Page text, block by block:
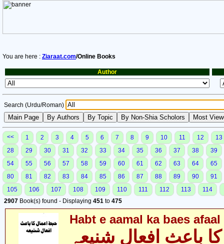
You are here : Ziaraat.com/Online Books
Author
Search (Urdu/Roman)
<< 1 2 3 4 5 6 7 8 9 10 11 12
13
28
29 30 31 32 33 34 35 36 37 38
39
54
55 56 57 58 59 60 61 62 63 64
65
80
81 82 83 84 85 86 87 88 89 90
91
105
106 107 108 109 110 111 112 113
114
2907 Book(s) found - Displaying 451 to 475
Habt e aamal ka baes
باعث افعالِ شنیعہ